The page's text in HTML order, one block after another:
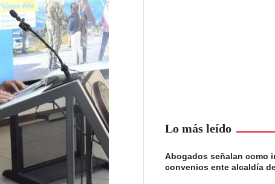
Lo más leído
Abogados señalan como
convenios ente alcaldía